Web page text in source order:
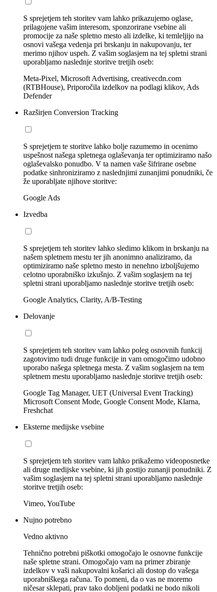
S sprejetjem teh storitev vam lahko prikazujemo oglase,
prilagojene vašim interesom, sponzorirane vsebine ali
promocije za naše spletno mesto ali izdelke, ki temleljijo na
osnovi vašega vedenja pri brskanju in nakupovanju, ter
merimo njihov uspeh. Z vašim soglasjem na tej spletni strani
uporabljamo naslednje storitve tretjih oseb:
Meta-Pixel, Microsoft Advertising, creativecdn.com
(RTBHouse), Priporočila izdelkov na podlagi klikov, Ads
Defender
Razširjen Conversion Tracking
S sprejetjem te storitve lahko bolje razumemo in ocenimo
uspešnost našega spletnega oglaševanja ter optimiziramo našo
oglaševalsko ponudbo. V ta namen vaše šifrirane osebne
podatke sinhroniziramo z naslednjimi zunanjimi ponudniki, če
že uporabljate njihove storitve:
Google Ads
Izvedba
S sprejetjem teh storitev lahko sledimo klikom in brskanju na
našem spletnem mestu ter jih anonimno analiziramo, da
optimiziramo naše spletno mesto in nenehno izboljšujemo
celotno uporabniško izkušnjo. Z vašim soglasjem na tej
spletni strani uporabljamo naslednje storitve tretjih oseb:
Google Analytics, Clarity, A/B-Testing
Delovanje
S sprejetjem teh storitev vam lahko poleg osnovnih funkcij
zagotovimo tudi druge funkcije in vam omogočimo udobno
uporabo našega spletnega mesta. Z vašim soglasjem na tem
spletnem mestu uporabljamo naslednje storitve tretjih oseb:
Google Tag Manager, UET (Universal Event Tracking)
Microsoft Consent Mode, Google Consent Mode, Klarna,
Freshchat
Eksterne medijske vsebine
S sprejetjem teh storitev vam lahko prikažemo videoposnetke
ali druge medijske vsebine, ki jih gostijo zunanji ponudniki. Z
vašim soglasjem na tej spletni strani uporabljamo naslednje
storitve tretjih oseb:
Vimeo, YouTube
Nujno potrebno
Vedno aktivno
Tehnično potrebni piškotki omogočajo le osnovne funkcije
naše spletne strani. Omogočajo vam na primer zbiranje
izdelkov v vaši nakupovalni košarici ali dostop do vašega
uporabniškega računa. To pomeni, da o vas ne moremo
ničesar sklepati, prav tako dobljeni podatki ne bodo nikoli